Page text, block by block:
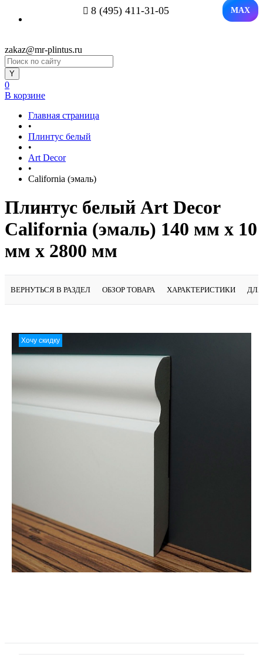
8 (495) 411-31-05 MAX
zakaz@mr-plintus.ru
0
В корзине
Главная страница
•
Плинтус белый
•
Art Decor
•
California (эмаль)
Плинтус белый Art Decor
California (эмаль) 140 мм х 10
мм х 2800 мм
ВЕРНУТЬСЯ В РАЗДЕЛ ОБЗОР ТОВАРА ХАРАКТЕРИСТИКИ
Хочу скидку